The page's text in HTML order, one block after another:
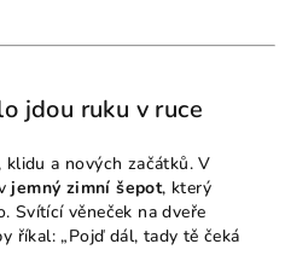
jdou ruku v ruce
a nových začátků. V
jemný zimní šepot, který
Svítící věneček na dveře
říkal: „Pojď dál, tady tě čeká